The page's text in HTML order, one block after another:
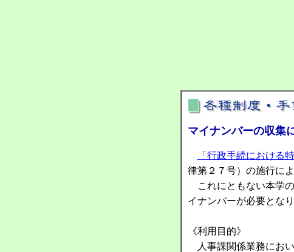
マイナンバーの収集
「行政手続における
律第２７号）の施行に
これにともない本学
イナンバーが必要とな
《利用目的》
人事課関係業務におい